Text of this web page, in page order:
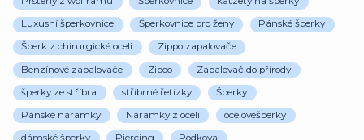
Luxusní šperkovnice Šperkovnice pro ženy Pánské šperky
Šperk z chirurgické oceli Zippo zapalovače
Benzínové zapalovače Zipoo Zapalovač do přírody
šperky ze stříbra stříbrné řetízky Šperky
Pánské náramky Náramky z oceli ocelovéšperky
dámské šperky Piercing Podkova